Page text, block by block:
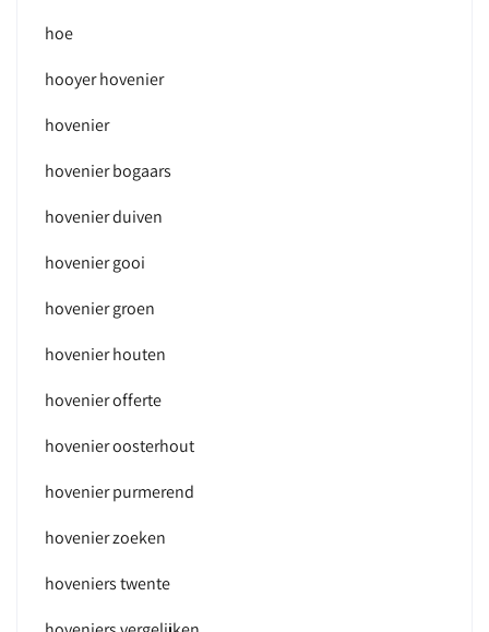
hoe
hooyer hovenier
hovenier
hovenier bogaars
hovenier duiven
hovenier gooi
hovenier groen
hovenier houten
hovenier offerte
hovenier oosterhout
hovenier purmerend
hovenier zoeken
hoveniers twente